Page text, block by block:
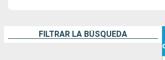
FILTRAR LA BÚSQUEDA